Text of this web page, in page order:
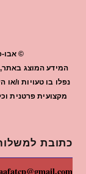
© אבו-
המידע המוצג באתר,
נפלו בו טעויות ו/
מקצועית פרטנית
כתובת